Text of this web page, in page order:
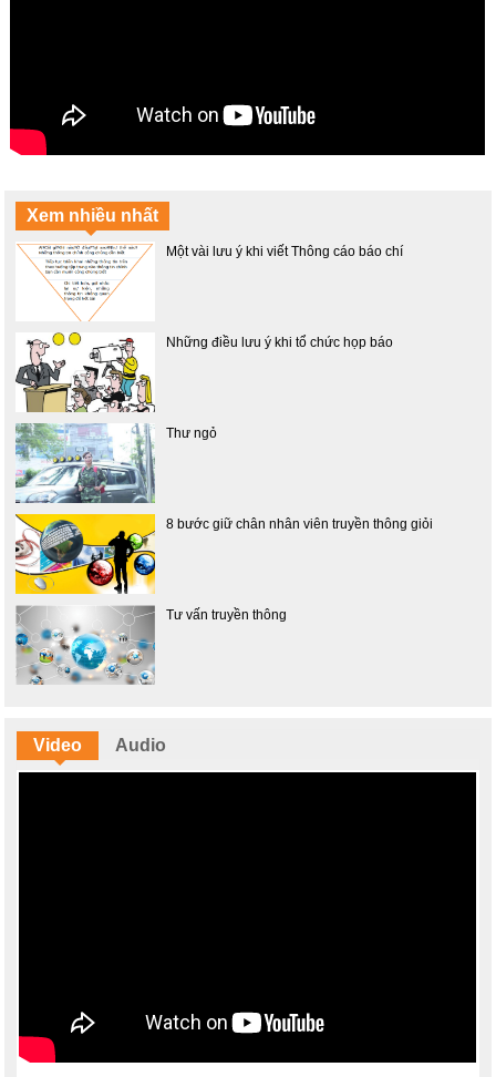
Xem nhiều nhất
Một vài lưu ý khi viết Thông cáo báo chí
Những điều lưu ý khi tổ chức họp báo
Thư ngỏ
8 bước giữ chân nhân viên truyền thông giỏi
Tư vấn truyền thông
Video Audio